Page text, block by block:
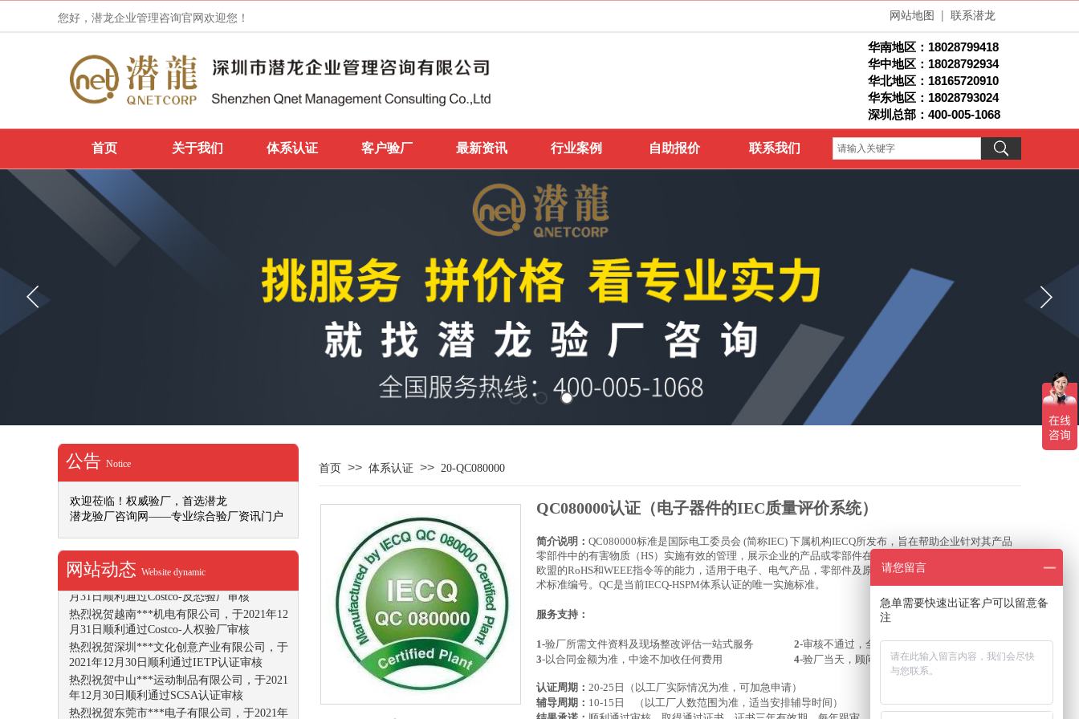
网站地图 | 联系潜龙
您好，潜龙企业管理咨询官网欢迎您！
华南地区： 18028799418
华中地区：18028792934
华北地区：18165720910
华东地区：18028793024
深圳总部：400-005-1068
关于我们 体系认证 客户验厂 最新资讯 行业案例
首页 自助报价 联系我们
欢迎莅临！权威验厂，首选潜龙
潜龙验厂咨询网——专业综合验厂资讯门户
热烈祝贺***文化用品（深圳）有限公司，于
2022年1月10日顺利通过DISNEY验厂审核
年1月10日顺利通过SMETA-4P认证审核
热烈祝贺江门***食品加工仓储有限公司，于
2022年1月7日顺利通过SMETA-4P认证审核
热烈祝贺***电器（深圳）有限公司，于2022
年1月7日顺利通过BSCI认证审核
月31日顺利通过Costco-反恐验厂审核
热烈祝贺越南***机电有限公司，于2021年12
月31日顺利通过Costco-人权验厂审核
热烈祝贺深圳***文化创意产业有限公司，于
2021年12月30日顺利通过IETP认证审核
热烈祝贺中山***运动制品有限公司，于2021
年12月30日顺利通过SCSA认证审核
公告 Notice
网站动态 Website dynamic
首页 >> 体系认证 >> 20-QC080000
QC080000认证 （电子器件的IEC质量评价系统）
​​​​​​​​简介说明： QC080000标准是国际电工委员会 (简称IEC) 下属机构IECQ所发布，旨在帮助企业针对其产品
零部件中的有害物质（HS）实施有效的管理，展示企业的产品或零部件在符合相关国家、地区法律法规如
欧盟的RoHS和WEEE指令等的能力，适用于电子、电气产品，零部件及原材料生产商。
术标准编号。QC是当前IECQ-HSPM体系认证的唯一实施标准。
服务支持：​
1-验厂所需文件资料及现场整改评估一站式服务 2-审核不通过，全款退还
3-以合同金额为准，中途不加收任何费用 4-验厂当天，顾问全程陪审
认证周期： 20-25日（以工厂实际情况为准，可加急申请）
辅导周期： 10-15日 （以工厂人数范围为准，适当安排辅导时间）
请您留言
急单需要快速出证客户可以留意备
注